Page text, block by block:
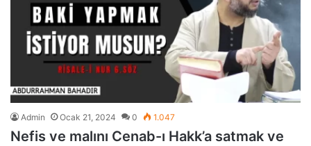
Admin Ocak 21, 2024 0 1.047
Nefis ve malını Cenab-ı Hakk’a satmak ve